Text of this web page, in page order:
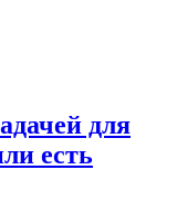
для
есть